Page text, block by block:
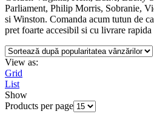
Parliament, Philip Morris, Sobranie,
si Winston. Comanda acum tutun de
pret foarte accesibil si cu livrare rapida
View as:
Grid
List
Show
Products per page